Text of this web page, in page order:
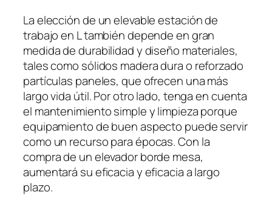
La elección de un elevable estación de
trabajo en L también depende en gran
medida de durabilidad y diseño materiales,
tales como sólidos madera dura o reforzado
partículas paneles, que ofrecen una más
largo vida útil. Por otro lado, tenga en cuenta
el mantenimiento simple y limpieza porque
equipamiento de buen aspecto puede servir
como un recurso para épocas. Con la
compra de un elevador borde mesa,
aumentará su eficacia y eficacia a largo
plazo.